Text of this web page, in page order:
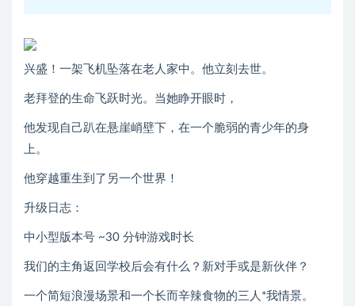
兴盛！一架飞机坠落在老人家中。他立刻去世。
老拜登的生命飞跃时光。当她睁开眼时，
他发现自己趴在悬崖峭壁下，在一个脆弱的青少年的身
上。
他穿越重生到了另一个世界！
升级日志：
中小型版本号 ~30 分钟游戏时长
我们的主角返回学校后会有什么？新对手或是新伙伴？
一个简短浪漫场景和一个长而辛辣食物的三人*我情景。